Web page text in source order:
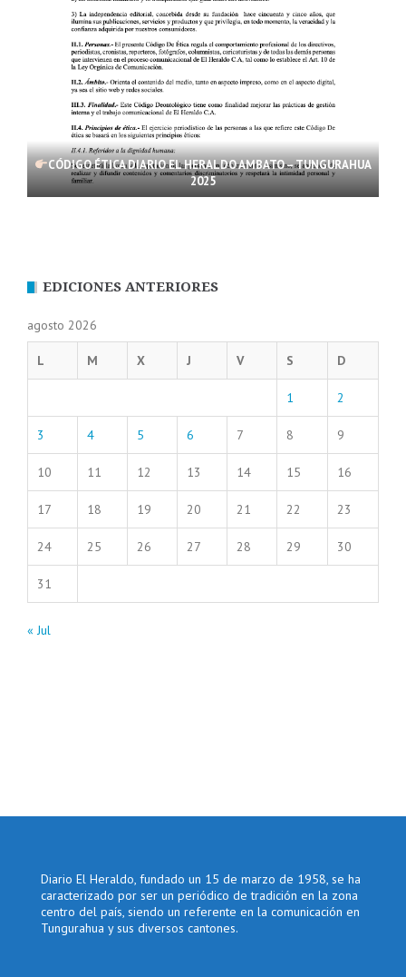
CÓDIGO ÉTICA DIARIO EL HERALDO AMBATO – TUNGURAHUA
2025
EDICIONES ANTERIORES
agosto 2026
L M X J V S D
1 2
3 4 5 6 7 8 9
10 11 12 13 14 15 16
17 18 19 20 21 22 23
24 25 26 27 28 29 30
31
« Jul
Diario El Heraldo, fundado un 15 de marzo de 1958, se ha
caracterizado por ser un periódico de tradición en la zona
centro del país, siendo un referente en la comunicación en
Tungurahua y sus diversos cantones.